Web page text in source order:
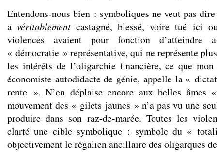
Entendons-nous bien : symboliques ne veut pas
avéritablement castagné, blessé, voire tué ici
violences avaient pour fonction d’atteindre
« démocratie » représentative, qui ne représente
les intérêts de l’oligarchie financière, ce que
économiste autodidacte de génie, appelle la «
rente ». N’en déplaise encore aux belles âmes
mouvement des « gilets jaunes » n’a pas vu une
produire dans son raz-de-marée. Toutes les
clarté une cible symbolique : symbole du «
objectivement le régalien ancillaire des oligarques